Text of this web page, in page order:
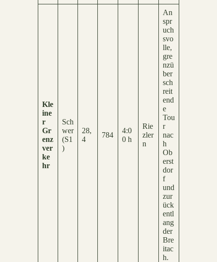
Kle
ine
r
Gr
enz
ver
ke
hr
Sch
wer
(S1
)
28,
4
784
4:0
0 h
Rie
zler
n
An
spr
uch
svo
lle,
gre
nzü
ber
sch
reit
end
e
Tou
r
nac
h
Ob
erst
dor
f
und
zur
ück
entl
ang
der
Bre
itac
h.